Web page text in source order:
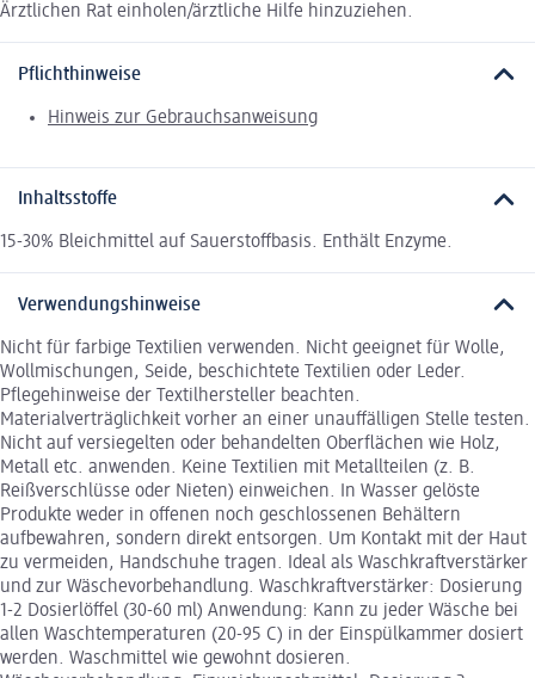
Ärztlichen Rat einholen/ärztliche Hilfe hinzuziehen.
Pflichthinweise
Hinweis zur Gebrauchsanweisung
Inhaltsstoffe
15-30% Bleichmittel auf Sauerstoffbasis. Enthält Enzyme.
Verwendungshinweise
Nicht für farbige Textilien verwenden. Nicht geeignet für Wolle,
Wollmischungen, Seide, beschichtete Textilien oder Leder.
Pflegehinweise der Textilhersteller beachten.
Materialverträglichkeit vorher an einer unauffälligen Stelle testen.
Nicht auf versiegelten oder behandelten Oberflächen wie Holz,
Metall etc. anwenden. Keine Textilien mit Metallteilen (z. B.
Reißverschlüsse oder Nieten) einweichen. In Wasser gelöste
Produkte weder in offenen noch geschlossenen Behältern
aufbewahren, sondern direkt entsorgen. Um Kontakt mit der Haut
zu vermeiden, Handschuhe tragen. Ideal als Waschkraftverstärker
und zur Wäschevorbehandlung. Waschkraftverstärker: Dosierung
1-2 Dosierlöffel (30-60 ml) Anwendung: Kann zu jeder Wäsche bei
allen Waschtemperaturen (20-95 C) in der Einspülkammer dosiert
werden. Waschmittel wie gewohnt dosieren.